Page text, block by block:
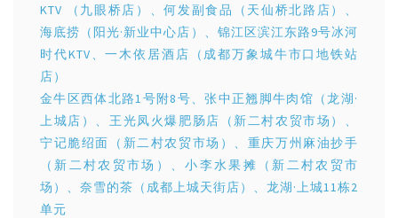
KTV （九眼桥店）、何发副食品（天仙桥北路店）、
海底捞（阳光·新业中心店）、锦江区滨江东路9号冰河
时代KTV、一木依居酒店（成都万象城牛市口地铁站
店）
金牛区西体北路1号附8号、张中正翘脚牛肉馆（龙湖·
上城店）、王光凤火爆肥肠店（新二村农贸市场）、
宁记脆绍面（新二村农贸市场）、重庆万州麻油抄手
（新二村农贸市场）、小李水果摊（新二村农贸市
场）、奈雪的茶（成都上城天街店）、龙湖·上城11栋2
单元